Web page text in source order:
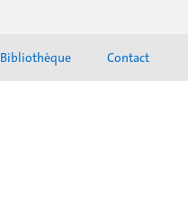
Bibliothèque Contact